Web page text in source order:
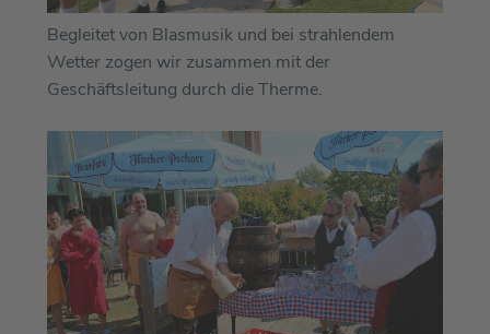
Begleitet von Blasmusik und bei strahlendem
Wetter zogen wir zusammen mit der
Geschäftsleitung durch die Therme.